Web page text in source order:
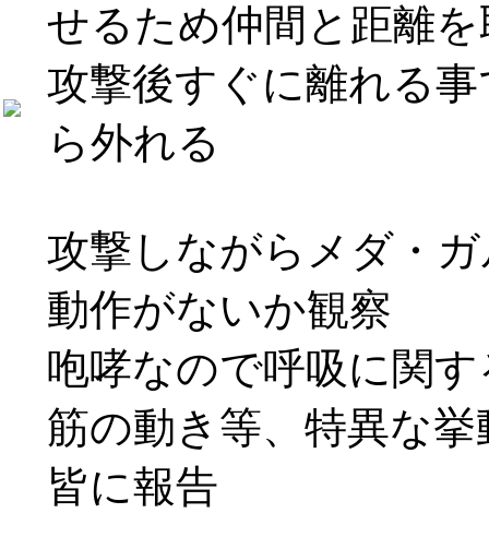
せるため仲間と距離
攻撃後すぐに離れる
ら外れる
攻撃しながらメダ・
動作がないか観察
咆哮なので呼吸に関
筋の動き等、特異な
皆に報告